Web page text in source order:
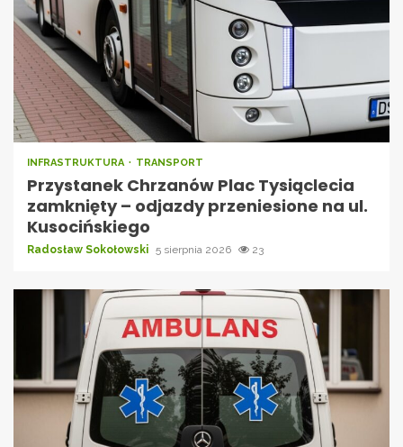
INFRASTRUKTURA TRANSPORT
Przystanek Chrzanów Plac Tysiąclecia
zamknięty – odjazdy przeniesione na ul.
Kusocińskiego
Radosław Sokołowski 5 sierpnia 2026 23